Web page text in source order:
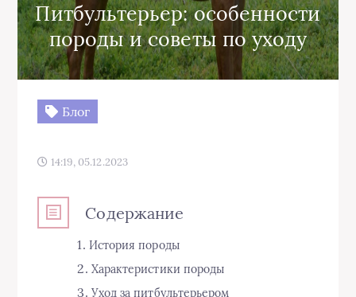
Питбультерьер: особенности
породы и советы по уходу
Блог
14:19, 05.12.2023
Содержание
История породы
Характеристики породы
Уход за питбультерьером